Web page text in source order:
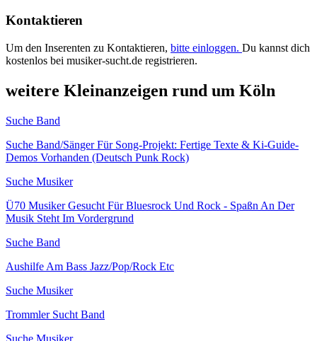
Kontaktieren
Um den Inserenten zu Kontaktieren, bitte einloggen. Du kannst dich
kostenlos bei musiker-sucht.de registrieren.
weitere Kleinanzeigen rund um Köln
Suche Band
Suche Band/Sänger Für Song-Projekt: Fertige Texte & Ki-Guide-
Demos Vorhanden (Deutsch Punk Rock)
Suche Musiker
Ü70 Musiker Gesucht Für Bluesrock Und Rock - Spaßn An Der
Musik Steht Im Vordergrund
Suche Band
Aushilfe Am Bass Jazz/Pop/Rock Etc
Suche Musiker
Trommler Sucht Band
Suche Musiker